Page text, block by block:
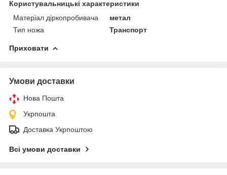
Користувальницькі характеристики
Матеріал діркопробивача
метал
Тип ножа
Транспорт
Приховати
Умови доставки
Нова Пошта
Укрпошта
Доставка Укрпоштою
Всі умови доставки